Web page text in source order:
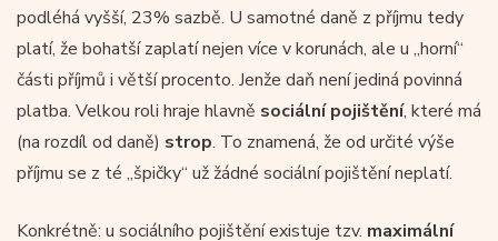
podléhá vyšší, 23% sazbě. U samotné daně z příjmu tedy
platí, že bohatší zaplatí nejen více v korunách, ale u „horní“
části příjmů i větší procento. Jenže daň není jediná povinná
platba. Velkou roli hraje hlavně sociální pojištění, které má
(na rozdíl od daně) strop. To znamená, že od určité výše
příjmu se z té „špičky“ už žádné sociální pojištění neplatí.
Konkrétně: u sociálního pojištění existuje tzv. maximální